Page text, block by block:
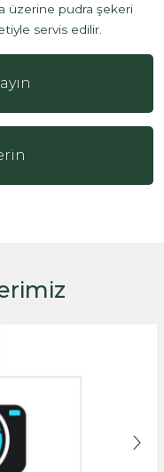
üzerine pudra şekeri
servis edilir.